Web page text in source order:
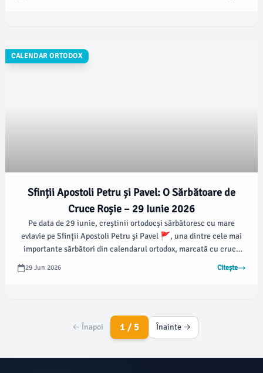
CALENDAR ORTODOX
Sfinții Apostoli Petru și Pavel: O Sărbătoare de
Cruce Roșie – 29 Iunie 2026
Pe data de 29 iunie, creștinii ortodocși sărbătoresc cu mare
evlavie pe Sfinții Apostoli Petru și Pavel 🚩, una dintre cele mai
importante sărbători din calendarul ortodox, marcată cu cruce
29 Jun 2026 Citește
← Înapoi 1 / 5 Înainte →